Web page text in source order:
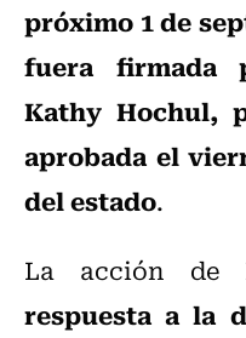
próximo 1 de
fuera firmada
Kathy Hochul,
aprobada el
del estado.
La acción de
respuesta a la